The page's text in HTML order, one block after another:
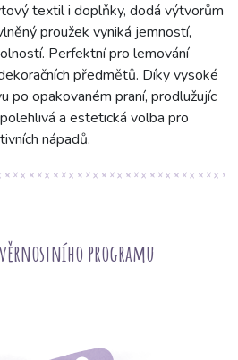
textil i doplňky, dodá výtvorům
proužek vyniká jemností,
Perfektní pro lemování
předmětů. Díky vysoké
po opakovaném praní, prodlužujíc
a estetická volba pro
nápadů.
programu